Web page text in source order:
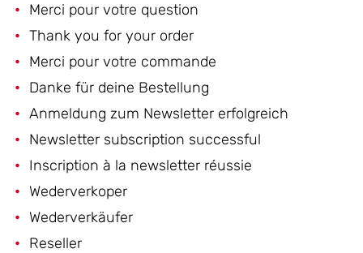
Merci pour votre question
Thank you for your order
Merci pour votre commande
Danke für deine Bestellung
Anmeldung zum Newsletter erfolgreich
Newsletter subscription successful
Inscription à la newsletter réussie
Wederverkoper
Wederverkäufer
Reseller